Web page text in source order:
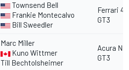
Townsend Bell
Frankie Montecalvo
Bill Sweedler
Ferrari
GT3
Marc Miller
Kuno Wittmer
Till Bechtolsheimer
Acura
GT3